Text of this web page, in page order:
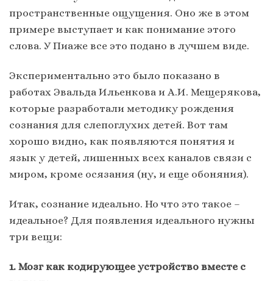
пространственные ощущения. Оно же в этом
примере выступает и как понимание этого
слова. У Пиаже все это подано в лучшем виде.
Экспериментально это было показано в
работах Эвальда Ильенкова и А.И. Мещерякова,
которые разработали методику рождения
сознания для слепоглухих детей. Вот там
хорошо видно, как появляются понятия и
язык у детей, лишенных всех каналов связи с
миром, кроме осязания (ну, и еще обоняния).
Итак, сознание идеально. Но что это такое –
идеальное? Для появления идеального нужны
три вещи:
1. Мозг как кодирующее устройство вместе с